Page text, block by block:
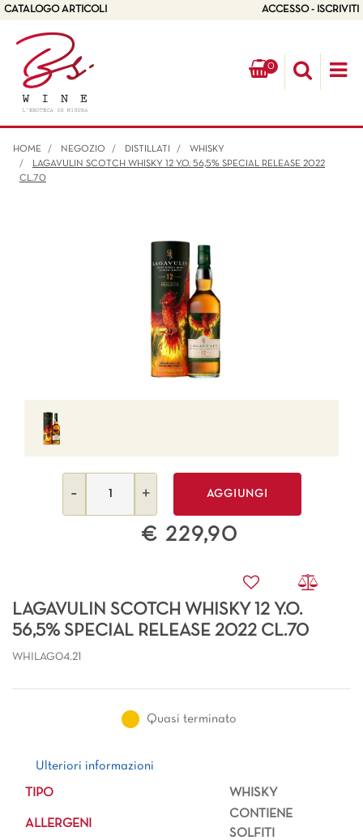
CATALOGO ARTICOLI ACCESSO - ISCRIVITI
0
HOME NEGOZIO DISTILLATI
WHISKY
LAGAVULIN SCOTCH WHISKY 12 Y.O. 56,5% SPECIAL RELEASE 2022
CL.70
AGGIUNGI
€ 229,90
LAGAVULIN SCOTCH WHISKY 12 Y.O.
56,5% SPECIAL RELEASE 2022 CL.70
WHILAG04.21
Quasi terminato
Ulteriori informazioni
Ulteriori informazioni
TIPO WHISKY
ALLERGENI
CONTIENE
SOLFITI